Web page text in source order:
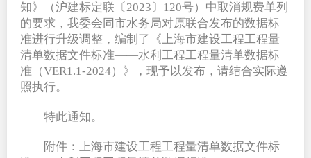
知》（沪建标定联〔2023〕120号）中取消规费单列
的要求，我委会同市水务局对原联合发布的数据标
准进行升级调整，编制了《上海市建设工程工程量
清单数据文件标准——水利工程工程量清单数据标
准（VER1.1-2024）》，现予以发布，请结合实际遵
照执行。
特此通知。
附件：上海市建设工程工程量清单数据文件标